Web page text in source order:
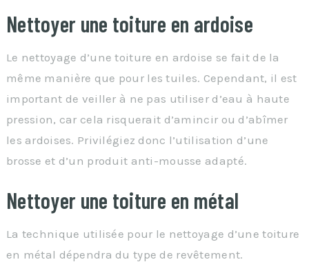
Nettoyer une toiture en ardoise
Le nettoyage d’une toiture en ardoise se fait de la
même manière que pour les tuiles. Cependant, il est
important de veiller à ne pas utiliser d’eau à haute
pression, car cela risquerait d’amincir ou d’abîmer
les ardoises. Privilégiez donc l’utilisation d’une
brosse et d’un produit anti-mousse adapté.
Nettoyer une toiture en métal
La technique utilisée pour le nettoyage d’une toiture
en métal dépendra du type de revêtement.